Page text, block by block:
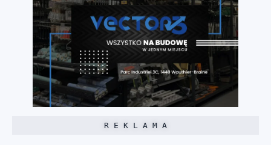
R E K L A M A